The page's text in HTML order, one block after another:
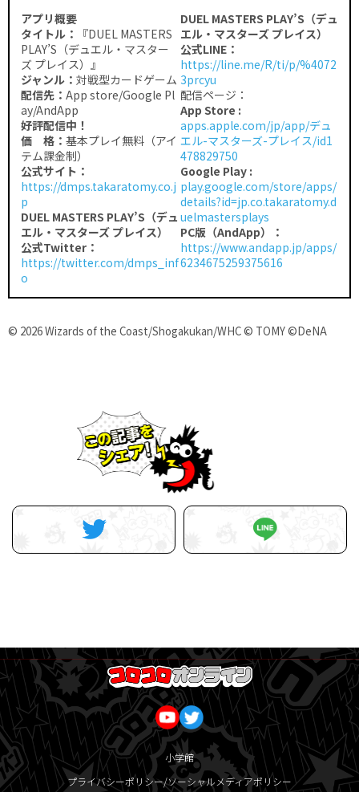
アプリ概要
タイトル：
『DUEL MASTERS
PLAY’S（デュエル・マスター
ズ プレイス）』
ジャンル： 対戦型カードゲーム
配信先： App store/Google Pl
ay/AndApp
好評配信中！
価 格： 基本プレイ無料（アイ
テム課金制）
公式サイト：
https://dmps.takaratomy.co.j
p
DUEL MASTERS PLAY’S（デュ
エル・マスターズ プレイス）
公式Twitter：
https://twitter.com/dmps_inf
o
DUEL MASTERS PLAY’S（デュ
エル・マスターズ プレイス）
公式LINE：
https://line.me/R/ti/p/%4072
3prcyu
配信ページ：
App Store :
apps.apple.com/jp/app/デュ
エル-マスターズ-プレイス/id1
478829750
Google Play :
play.google.com/store/apps/
details?id=jp.co.takaratomy.d
uelmastersplays
PC版（AndApp）：
https://www.andapp.jp/apps/
6234675259375616
© 2026 Wizards of the Coast/Shogakukan/WHC © TOMY ©DeNA
小学館
プライバシーポリシー/ソーシャルメディアポリシー